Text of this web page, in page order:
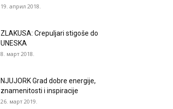
19. април 2018.
ZLAKUSA: Crepuljari stigoše do
UNESKA
8. март 2018.
NJUJORK Grad dobre energije,
znamenitosti i inspiracije
26. март 2019.